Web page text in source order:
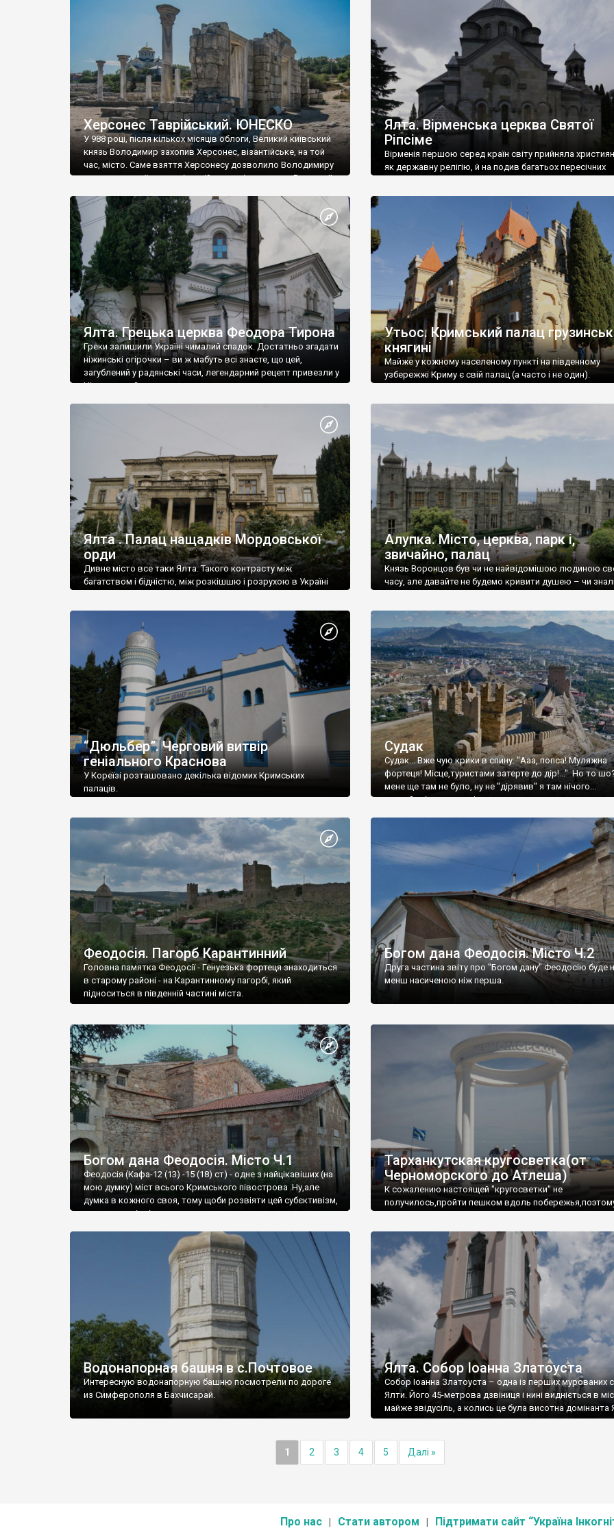
візантійської доби. Раритети викрадені з фондів об’єкту
культурної спадщини ЮНЕСКО «Херсонеса Таврійського».
Офіційно – на виставку «Золото Візантії», але експерти та
влада в Україні вважають це лише […]
називаються «повстяками» (postaki)…” “Вино. Крим
виробляє відмінне вино і його вдосталь: воно все
легке біле і дуже […]
Херсонес Таврійський. ЮНЕСКО
У 988 році, після кількох місяців облоги, Великий київський
князь Володимир захопив Херсонес, візантійське, на той
час, місто. Саме взяття Херсонесу дозволило Володимиру
диктувати свої умови візантійському імператору Василю ІІ,
Херсонесі Володимир-язичник, став Василем-
християнином. А потім було Хрещення Русі. На честь
Херсонесу Таврійського названо місто […]
Ялта. Вірменська церква Святої
Ріпсіме
Вірменія першою серед країн світу прийняла
як державну релігію, й на подив багатьох пересічних
Ялта. Грецька церква Феодора Тирона
Греки залишили Україні чималий спадок. Достатньо згадати
ніжинські огірочки – ви ж мабуть всі знаєте, що цей,
загублений у радянські часи, легендарний рецепт привезли у
Ніжин греки?
Утьос. Кримський палац
княгині
Майже у кожному населеному пункті на південному
узбережжі Криму є свій палац (а часто і не один).
Ялта . Палац нащадків Мордовської
орди
Дивне місто все таки Ялта. Такого контрасту між
багатством і бідністю, між розкішшю і розрухою в Україні
Алупка. Місто, церква, парк і,
звичайно, палац
Князь Воронцов був чи не найвідомішою людиною
часу, але давайте не будемо кривити душею – чи
“Дюльбер”. Черговий витвір
геніального Краснова
У Кореїзі розташовано декілька відомих Кримських
палаців.
Судак
Судак... Вже чую крики в спину: "Ааа, попса! Муляжна
фортеця! Місце,туристами затерте до дір!..." Но то
мене ще там не було, ну не "дірявив" я там нічого...
принаймні до цього літа.
Феодосія. Пагорб Карантинний
Головна памятка Феодосії - Генуезька фортеця знаходиться
в старому районі - на Карантинному пагорбі, який
підноситься в південній частині міста.
Богом дана Феодосія. Місто Ч.2
Друга частина звіту про "Богом дану" Феодосію буде
менш насиченою ніж перша.
Богом дана Феодосія. Місто Ч.1
Феодосія (Кафа-12 (13) -15 (18) ст) - одне з найцікавіших (на
мою думку) міст всього Кримського півострова .Ну,але
думка в кожного своя, тому щоби розвіяти цей субєктивізм,
запрошую відвідати це
Тарханкутская кругосветка(от
Черноморского до Атлеша)
К сожалению настоящей "кругосветки" не
получилось,пройти пешком вдоль
Водонапорная башня в с.Почтовое
Интересную водонапорную башню посмотрели по дороге
из Симферополя в Бахчисарай.
Ялта. Собор Іоанна Златоуста
Собор Іоанна Златоуста – одна із перших мурованих
Ялти. Його 45-метрова дзвіниця і нині видніється в
майже звідусіль, а колись це була висотна домінанта
1 2 3 4 5 Далі »
Про нас Стати автором Підтримати сайт “Україна